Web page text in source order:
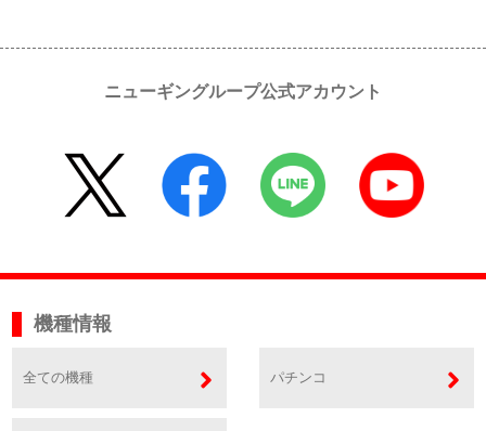
ニューギングループ公式アカウント
機種情報
全ての機種 パチンコ